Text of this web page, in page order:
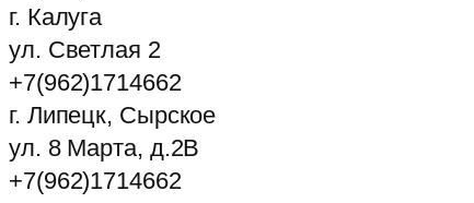
г. Калуга
ул. Светлая 2
+7(962)1714662
г. Липецк, Сырское
ул. 8 Марта, д.2В
+7(962)1714662